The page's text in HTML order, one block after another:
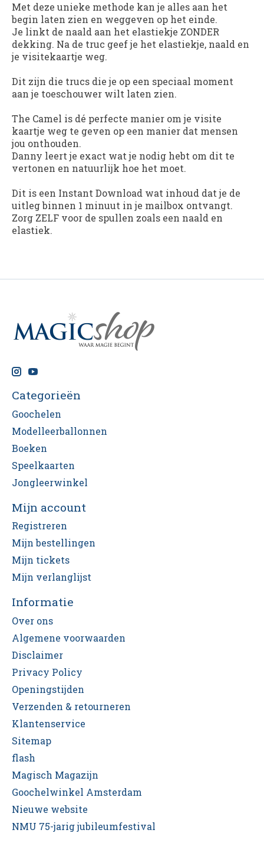
Met deze unieke methode kan je alles aan het
begin laten zien en weggeven op het einde.
Je linkt de naald aan het elastiekje ZONDER
dekking. Na de truc geef je het elastiekje, naald en
je visitekaartje weg.
Dit zijn die trucs die je op een speciaal moment
aan je toeschouwer wilt laten zien.
The Camel is dé perfecte manier om je visite
kaartje weg te geven op een manier dat mensen
jou onthouden.
Danny leert je exact wat je nodig hebt om dit te
vertonen en natuurlijk hoe het moet.
Dit is een Instant Download wat inhoud dat je de
uitleg binnen 1 minuut in je mailbox ontvangt.
Zorg ZELF voor de spullen zoals een naald en
elastiek.
Categorieën
Goochelen
Modelleerballonnen
Boeken
Speelkaarten
Jongleerwinkel
Mijn account
Registreren
Mijn bestellingen
Mijn tickets
Mijn verlanglijst
Informatie
Over ons
Algemene voorwaarden
Disclaimer
Privacy Policy
Openingstijden
Verzenden & retourneren
Klantenservice
Sitemap
flash
Magisch Magazijn
Goochelwinkel Amsterdam
Nieuwe website
NMU 75-jarig jubileumfestival